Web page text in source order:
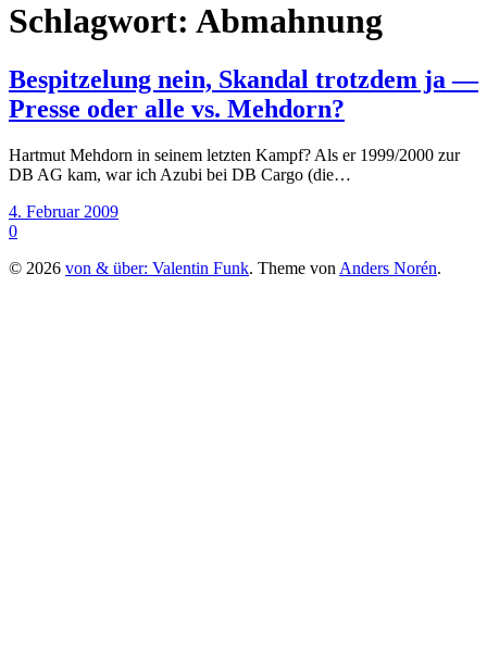
Schlagwort: Abmahnung
Bespitzelung nein, Skandal trotzdem ja —
Presse oder alle vs. Mehdorn?
Hartmut Mehdorn in seinem letzten Kampf? Als er 1999/2000 zur
DB AG kam, war ich Azubi bei DB Cargo (die…
4. Februar 2009
0
© 2026 von & über: Valentin Funk. Theme von Anders Norén.